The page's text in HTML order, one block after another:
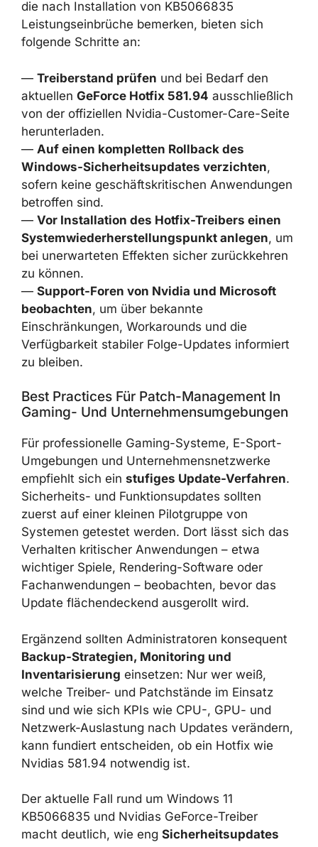
deutlich schwerwiegendere Folgen haben als
kurzfristige Leistungseinbußen in einzelnen
Spielen.
EMPFEHLUNGEN FÜR WINDOWS-
11-GAMER UND
ADMINISTRATOREN
Für Nutzer von Windows 11 24H2 oder 25H2,
die nach Installation von KB5066835
Leistungseinbrüche bemerken, bieten sich
folgende Schritte an:
—Treiberstand prüfenund bei Bedarf den
aktuellenGeForce Hotfix 581.94
ausschließlich von der offiziellen Nvidia-
Customer-Care-Seite herunterladen.
—Auf einen kompletten Rollback des
Windows-Sicherheitsupdates verzichten
sofern keine geschäftskritischen
Anwendungen betroffen sind.
Systemwiederherstellungspunkt anlegen ,
um bei unerwarteten Effekten sicher
— Support-Foren von Nvidia und Microsoft
beobachten, um über bekannte
Einschränkungen, Workarounds und die
Verfügbarkeit stabiler Folge-Updates
informiert zu bleiben.
Best Practices Für Patch-Management In
Gaming- Und
Unternehmensumgebungen
Umgebungen und Unternehmensnetzwerke
empfiehlt sich einstufiges Update-
Verfahren. Sicherheits- und
Funktionsupdates sollten zuerst auf einer
kleinen Pilotgruppe von Systemen getestet
werden. Dort lässt sich das Verhalten
kritischer Anwendungen – etwa wichtiger
Spiele, Rendering-Software oder
Update flächendeckend ausgerollt wird.
Ergänzend sollten Administratoren